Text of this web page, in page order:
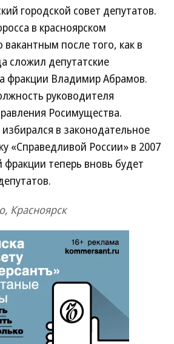
городской совет депутатов.
в красноярском
вакантным после того, как в
сложил депутатские
фракции Владимир Абрамов.
руководителя
Росимущества.
в законодательное
«Справедливой России» в 2007
фракции теперь вновь будет
Красноярск